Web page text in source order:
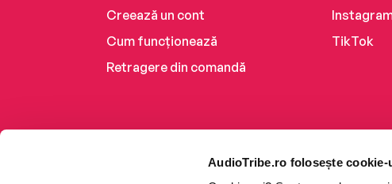
AudioTribe.ro folosește cookie-
Creează un cont
Cum funcționează
Retragere din comandă
TikTok